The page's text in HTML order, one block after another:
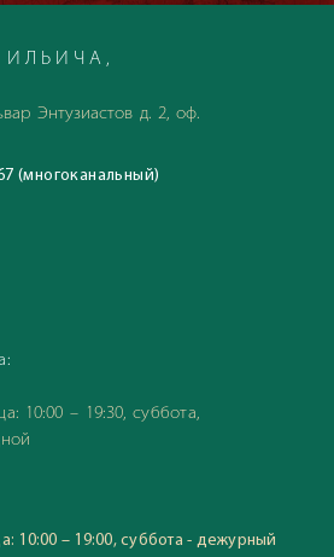
Энтузиастов д. 2, оф.
(многоканальный)
10:00 – 19:30, суббота,
10:00 – 19:00, суббота - дежурный